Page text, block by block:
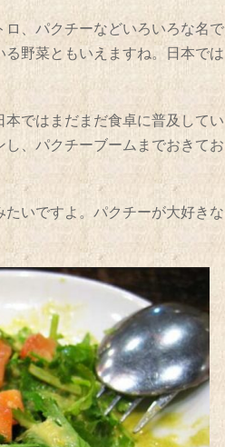
、パクチーなどいろいろな名で
野菜ともいえますね。日本では
ではまだまだ食卓に普及してい
、パクチーブームまでおきてお
いですよ。パクチーが大好きな